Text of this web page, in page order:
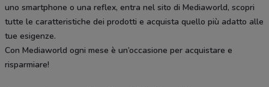
uno smartphone o una reflex, entra nel sito di Mediaworld, scopri
tutte le caratteristiche dei prodotti e acquista quello più adatto alle
tue esigenze.
Con Mediaworld ogni mese è un’occasione per acquistare e
risparmiare!